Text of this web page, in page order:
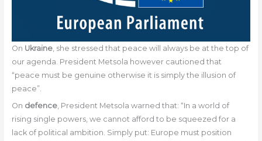
On Ukraine, she stressed that peace will always be at the top of
our agenda. President Metsola however cautioned that
“peace must be genuine otherwise it is simply the illusion of
peace”.
On defence, President Metsola warned that: “In a world of
rising single powers, we cannot afford to be squeezed for a
lack of political ambition. Simply put: Europe must position